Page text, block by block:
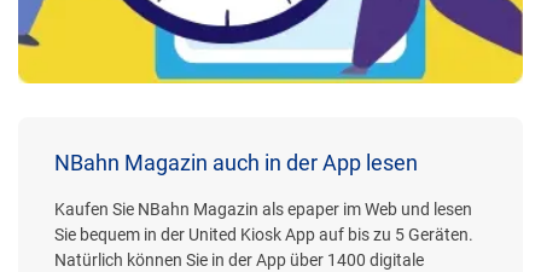
NBahn Magazin auch in der App lesen
Kaufen Sie NBahn Magazin als epaper im Web und lesen
Sie bequem in der United Kiosk App auf bis zu 5 Geräten.
Natürlich können Sie in der App über 1400 digitale